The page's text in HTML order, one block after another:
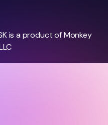
is a product of Monkey